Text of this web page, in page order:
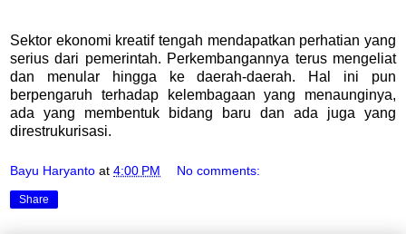
Sektor ekonomi kreatif tengah mendapatkan perhatian yang
serius dari pemerintah. Perkembangannya terus mengeliat
dan menular hingga ke daerah-daerah. Hal ini pun
berpengaruh terhadap kelembagaan yang menaunginya,
ada yang membentuk bidang baru dan ada juga yang
direstrukurisasi.
Bayu Haryanto at 4:00 PM No comments:
Share